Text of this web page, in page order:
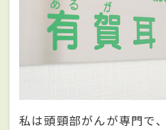
私は頭頸部がんが専門で